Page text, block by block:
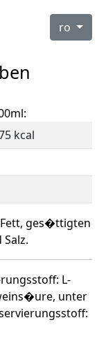
ro
kcal
ges�ttigten
L-
unter